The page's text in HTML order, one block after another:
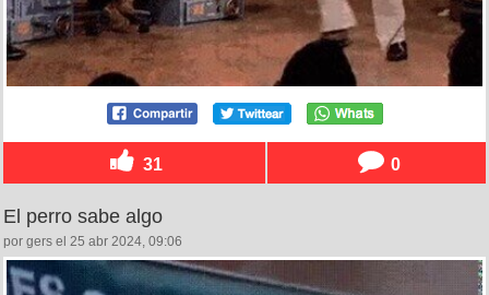
31 0
El perro sabe algo
por gers el 25 abr 2024, 09:06